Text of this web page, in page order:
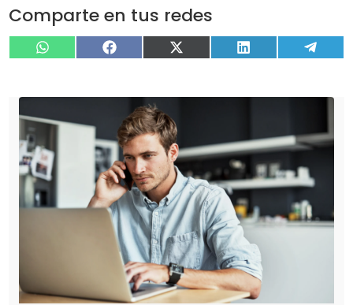
Comparte en tus redes
Compartir
WhatsAppCompartir
FacebookCompartir
X Compartir
LinkedIn